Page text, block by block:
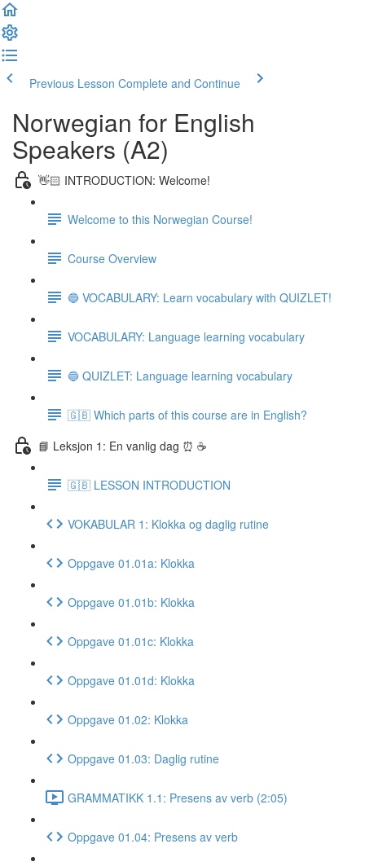
Previous Lesson Complete and Continue
Norwegian for English
Speakers (A2)
👋🏻 INTRODUCTION: Welcome!
Welcome to this Norwegian Course!
Course Overview
🔵 VOCABULARY: Learn vocabulary with QUIZLET!
VOCABULARY: Language learning vocabulary
🔵 QUIZLET: Language learning vocabulary
🇬🇧 Which parts of this course are in English?
📘 Leksjon 1: En vanlig dag ⏰ ☕️
🇬🇧 LESSON INTRODUCTION
VOKABULAR 1: Klokka og daglig rutine
Oppgave 01.01a: Klokka
Oppgave 01.01b: Klokka
Oppgave 01.01c: Klokka
Oppgave 01.01d: Klokka
Oppgave 01.02: Klokka
Oppgave 01.03: Daglig rutine
GRAMMATIKK 1.1: Presens av verb (2:05)
Oppgave 01.04: Presens av verb